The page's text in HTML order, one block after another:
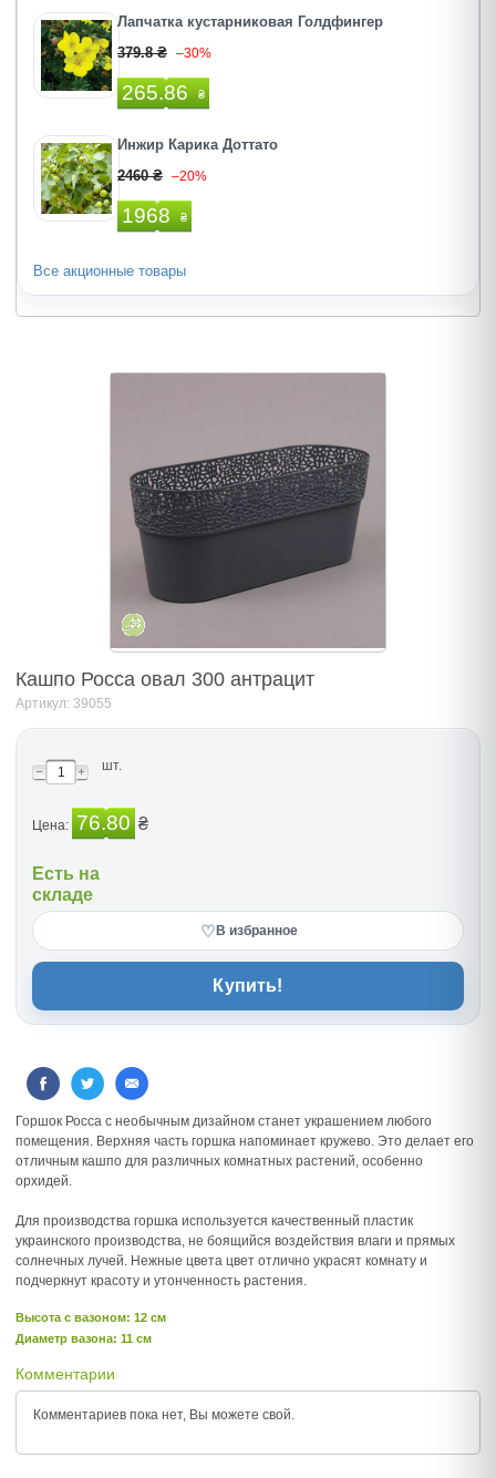
Лапчатка кустарниковая Голдфингер
379.8 ₴ –30%
265.86 ₴
Инжир Карика Доттато
2460 ₴ –20%
1968 ₴
Все акционные товары
Кашпо Росса овал 300 антрацит
Артикул: 39055
шт.
Цена: 76.80 ₴
Есть на
складе
♡ В избранное
Купить!
Горшок Росса с необычным дизайном станет украшением любого
помещения. Верхняя часть горшка напоминает кружево. Это делает его
отличным кашпо для различных комнатных растений, особенно
орхидей.
Для производства горшка используется качественный пластик
украинского производства, не боящийся воздействия влаги и прямых
солнечных лучей. Нежные цвета цвет отлично украсят комнату и
подчеркнут красоту и утонченность растения.
Высота c вазоном: 12 см
Диаметр вазона: 11 см
Комментарии
Комментариев пока нет, Вы можете свой.